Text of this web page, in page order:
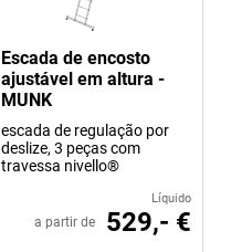
Escada de encosto
ajustável em altura -
MUNK
escada de regulação por
deslize, 3 peças com
travessa nivello®
Líquido
a partir de 529,- €